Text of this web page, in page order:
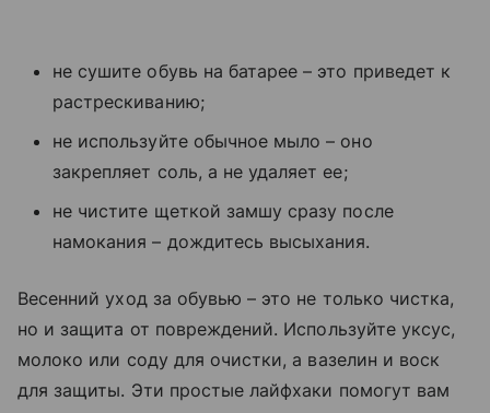
не сушите обувь на батарее – это приведет к
растрескиванию;
не используйте обычное мыло – оно
закрепляет соль, а не удаляет ее;
не чистите щеткой замшу сразу после
намокания – дождитесь высыхания.
Весенний уход за обувью – это не только чистка,
но и защита от повреждений. Используйте уксус,
молоко или соду для очистки, а вазелин и воск
для защиты. Эти простые лайфхаки помогут вам